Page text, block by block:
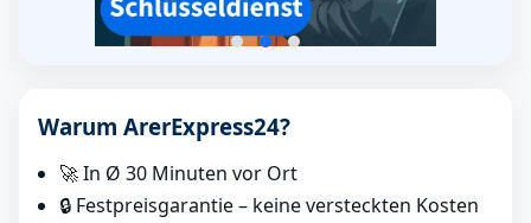
Warum ArerExpress24?
🚀 In Ø 30 Minuten vor Ort
🔒 Festpreisgarantie – keine versteckten Kosten